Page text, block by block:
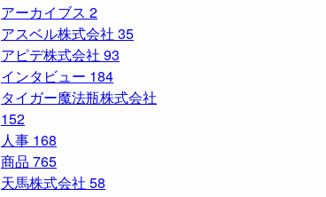
アーカイブス 2
アスベル株式会社 35
アピデ株式会社 93
インタビュー 184
タイガー魔法瓶株式会社
152
人事 168
商品 765
天馬株式会社 58